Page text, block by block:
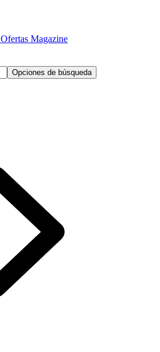
Ofertas Magazine
Opciones de búsqueda